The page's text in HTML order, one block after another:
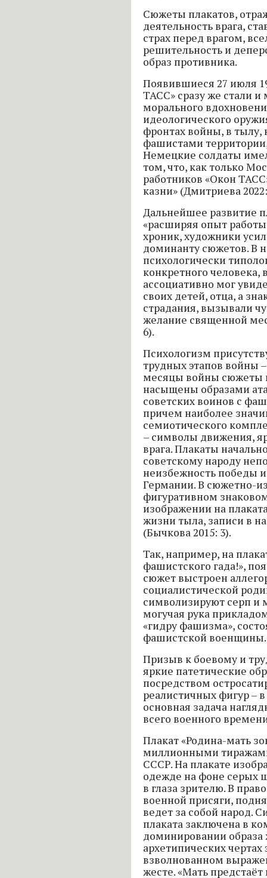
Сюжеты плакатов,
деятельность врага,
страх перед врагом,
решительность и
образ противника.
Появившиеся 27 июля
ТАСС» сразу же стали
морального
идеологического
фронтах войны, в тылу,
фашистами
Немецкие солдаты
том, что, как только
работников «Окон
казни» (Дмитриева
Дальнейшее развитие
«расширяя опыт
хроник, художники
доминанту сюжетов. В
психологически
конкретного
ассоциативно мог
своих детей, отца, а
страдания, вызывали
желание священной
6).
Психологизм
трудных этапов войны –
месяцы войны сюжеты
насыщены образами
советских воинов с
причем наиболее
семиотического
– символы движения,
врага. Плакаты
советскому народу
неизбежность победы
Германии. В сюжетно-
фигуративном
изображении на
жизни тыла, записи в
(Бычкова 2015: 3).
Так, например, на
фашистского гада!»,
сюжет выстроен
социалистической
символизируют серп и
могучая рука
«гидру фашизма»,
фашистской военщины.
Призыв к боевому и
яркие патетические
посредством
реалистичных фигур –
основная задача
всего военного
Плакат «Родина-мать
миллионными
СССР. На плакате
одежде на фоне серых
в глаза зрителю. В
военной присяги,
ведет за собой народ.
плаката заключена в
доминировании
архетипических чертах
взволнованном
жесте. «Мать